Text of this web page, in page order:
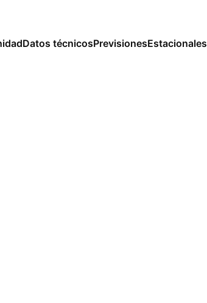
Datos técnicosPrevisionesEstacionales